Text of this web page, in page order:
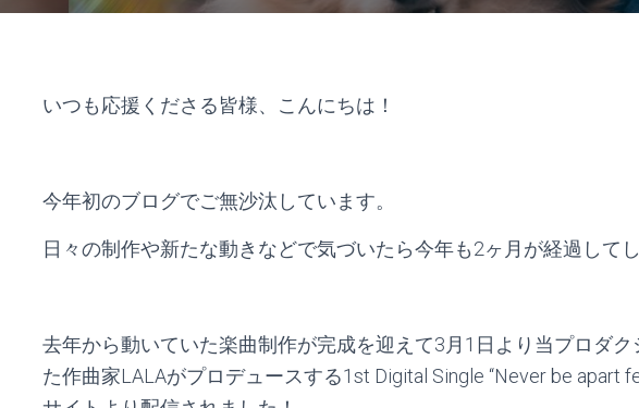
いつも応援くださる皆様、こんにちは！
今年初のブログでご無沙汰しています。
日々の制作や新たな動きなどで気づいたら今年も2ヶ月が経過してし
去年から動いていた楽曲制作が完成を迎えて3月1日より当プロダ
た作曲家LALAがプロデュースする1st Digital Single “Never be apart